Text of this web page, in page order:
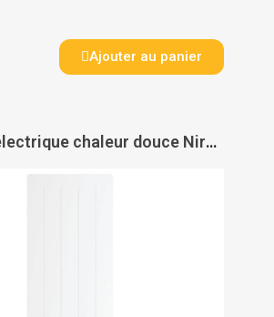
Ajouter au panier
Radiateur électrique chaleur douce Nirvana Néo connecté vertical - ATLANTIC